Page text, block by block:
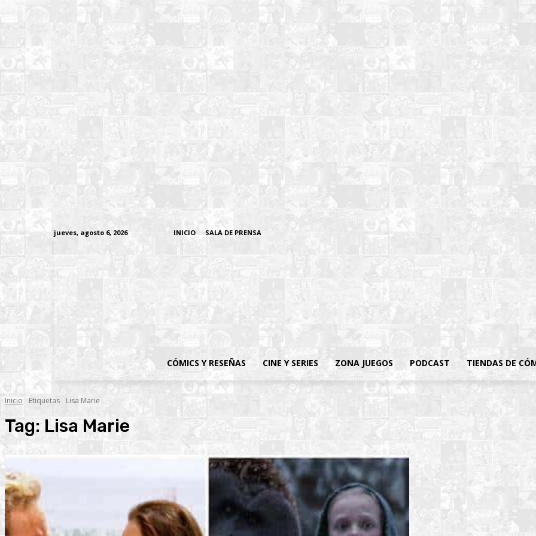
jueves, agosto 6, 2026 INICIO SALA DE PRENSA
CÓMICS Y RESEÑAS CINE Y SERIES ZONA JUEGOS PODCAST TIENDAS DE
Inicio Etiquetas Lisa Marie
Tag: Lisa Marie